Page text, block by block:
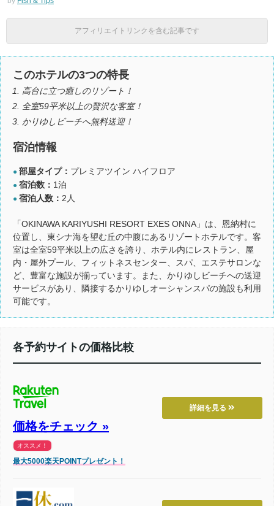
アフィリエイトリンクを含む記事です
このホテルの3つの特長
高台に立つ癒しのリゾート！
全室59平米以上の贅沢な客室！
かりゆしビーチへ無料送迎！
宿泊情報
● 部屋タイプ： プレミアツイン ハイフロア
● 宿泊数： 1泊
● 宿泊人数： 2人
「OKINAWA KARIYUSHI RESORT EXES ONNA」は、恩納村に
位置し、東シナ海を望む丘の中腹にあるリゾートホテルです。客
室は全室59平米以上の広さを誇り、ホテル内にレストラン、屋
内・屋外プール、フィットネスセンター、スパ、エステサロンな
ど、豊富な施設が揃っています。また、かりゆしビーチへの送迎
サービスがあり、隣接するかりゆしオーシャンスパの施設も利用
可能です。
各予約サイトの価格比較
詳細を見る
価格をチェック »
オススメ！
最大5000楽天POINTプレゼント！